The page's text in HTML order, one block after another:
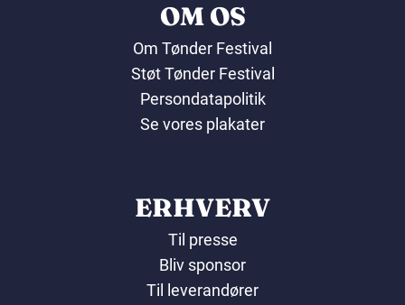
OM OS
Om Tønder Festival
Støt Tønder Festival
Persondatapolitik
Se vores plakater
ERHVERV
Til presse
Bliv sponsor
Til leverandører